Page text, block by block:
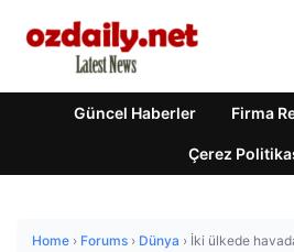
Güncel Haberler Firma
Çerez
Home › Forums › Dünya › İki ülkede